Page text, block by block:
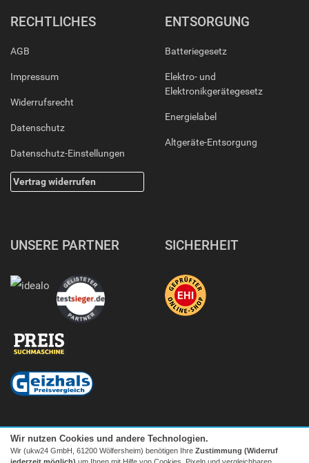
RECHTLICHES
AGB
Impressum
Widerrufsrecht
Datenschutz
Datenschutz-Einstellungen
Vertrag widerrufen
ENTSORGUNG
Batteriegesetz
Elektro- und
Elektronikgerätegesetz
Energielabel
Altgeräte-Entsorgung
UNSERE PARTNER SICHERHEIT
Wir nutzen Cookies und andere Technologien.
Wir (ukw24 GmbH, 61200 Wölfersheim) benötigen Ihre Zustimmung (Widerruf